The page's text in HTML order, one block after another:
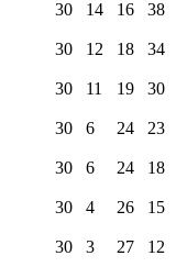
30 14 16 38
30 12 18 34
30 11 19 30
30 6 24 23
30 6 24 18
30 4 26 15
30 3 27 12